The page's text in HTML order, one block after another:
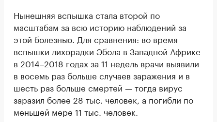
Нынешняя вспышка стала второй по
масштабам за всю историю наблюдений за
этой болезнью. Для сравнения: во время
вспышки лихорадки Эбола в Западной Африке
в 2014–2018 годах за 11 недель врачи выявили
в восемь раз больше случаев заражения и в
шесть раз больше смертей — тогда вирус
заразил более 28 тыс. человек, а погибли по
меньшей мере 11 тыс. человек.